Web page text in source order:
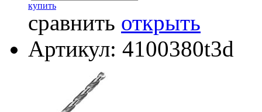
купить
сравнить открыть
Артикул: 4100380t3d